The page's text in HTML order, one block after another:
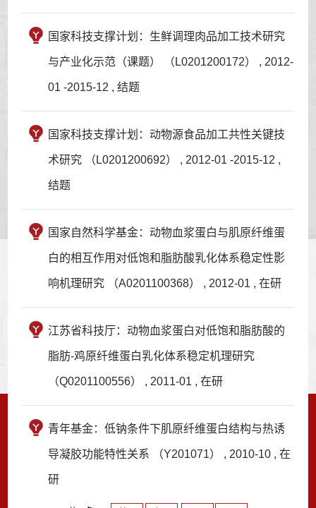
国家科技支撑计划：生鲜调理肉品加工技术研究
与产业化示范（课题） （L0201200172） , 2012-
01 -2015-12 , 结题
国家科技支撑计划：动物源食品加工共性关键技
术研究 （L0201200692） , 2012-01 -2015-12 ,
结题
国家自然科学基金：动物血浆蛋白与肌原纤维蛋
白的相互作用对低饱和脂肪酸乳化体系稳定性影
响机理研究 （A0201100368） , 2012-01 , 在研
江苏省科技厅：动物血浆蛋白对低饱和脂肪酸的
脂肪-鸡原纤维蛋白乳化体系稳定机理研究
（Q0201100556） , 2011-01 , 在研
青年基金：低钠条件下肌原纤维蛋白结构与热诱
导凝胶功能特性关系 （Y201071） , 2010-10 , 在
研